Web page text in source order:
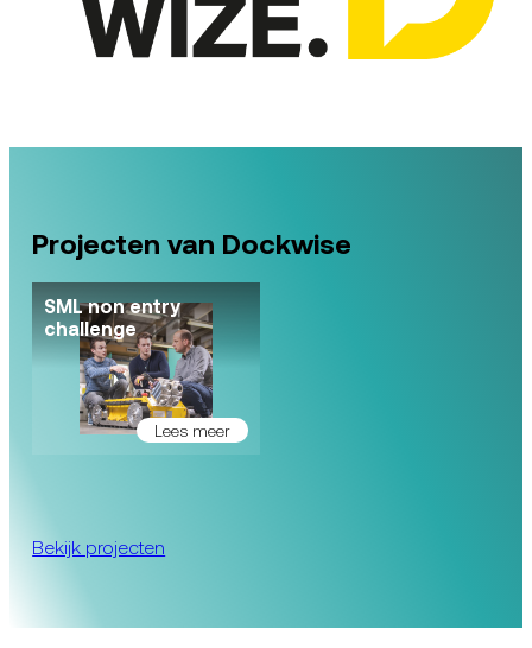
Projecten van Dockwise
SML non entry
challenge
Lees meer
Bekijk projecten